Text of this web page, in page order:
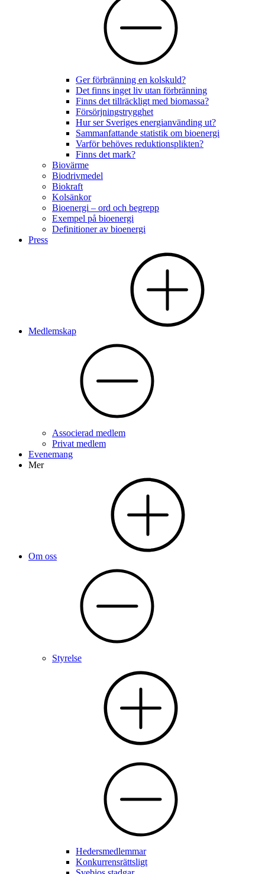
Ger förbränning en kolskuld?
Det finns inget liv utan förbränning
Finns det tillräckligt med biomassa?
Försörjningstrygghet
Hur ser Sveriges energianvänding ut?
Sammanfattande statistik om bioenergi
Varför behöves reduktionsplikten?
Finns det mark?
Biovärme
Biodrivmedel
Biokraft
Kolsänkor
Bioenergi – ord och begrepp
Exempel på bioenergi
Definitioner av bioenergi
Press
Medlemskap
Associerad medlem
Privat medlem
Evenemang
Mer
Om oss
Styrelse
Hedersmedlemmar
Konkurrensrättsligt